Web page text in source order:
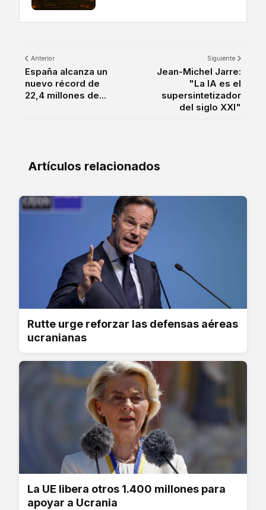
Anterior
España alcanza un
nuevo récord de
22,4 millones de...
Siguiente
Jean-Michel Jarre:
"La IA es el
supersintetizador
del siglo XXI"
Artículos relacionados
Rutte urge reforzar las defensas aéreas
ucranianas
La UE libera otros 1.400 millones para
apoyar a Ucrania